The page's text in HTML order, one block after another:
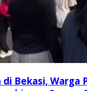
di Bekasi, Warga